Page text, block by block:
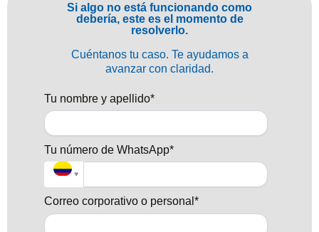
Si algo no está funcionando como
debería, este es el momento de
resolverlo.
Cuéntanos tu caso. Te ayudamos a
avanzar con claridad.
Tu nombre y apellido*
Tu número de WhatsApp*
Correo corporativo o personal*